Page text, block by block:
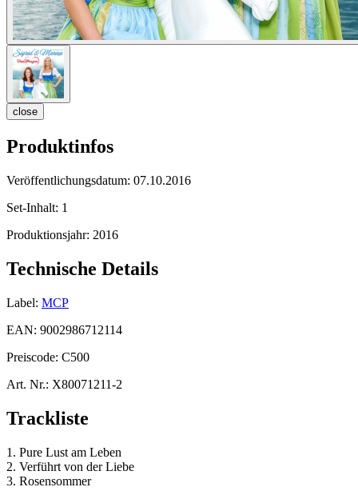
close
Produktinfos
Veröffentlichungsdatum: 07.10.2016
Set-Inhalt: 1
Produktionsjahr: 2016
Technische Details
Label: MCP
EAN: 9002986712114
Preiscode: C500
Art. Nr.: X80071211-2
Trackliste
1. Pure Lust am Leben
2. Verführt von der Liebe
3. Rosensommer